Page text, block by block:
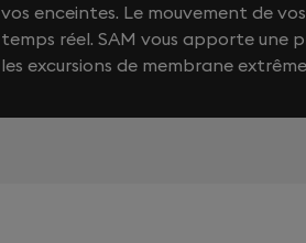
vos enceintes. Le mouvement de
temps réel. SAM vous apporte
les excursions de membrane